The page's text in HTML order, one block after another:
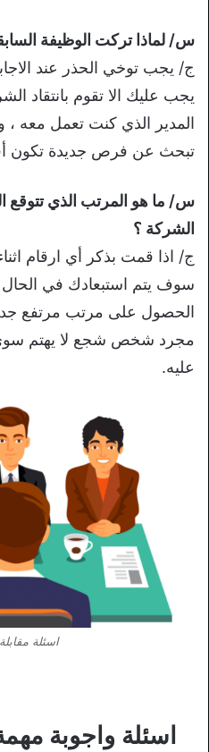
س/ لماذا تركت الوظيفة
ج/ يجب توخي الحذر عند
يجب عليك الا تقوم بانتقاد
المدير الذي كنت تعمل معه ،
تبحث عن فرص جديدة تكون
س/ ما هو المرتب الذي تتوقع
الشركة ؟
ج/ اذا قمت بذكر أي ارقام
سوف يتم استبعادك في الحال
الحصول على مرتب مرتفع
مجرد شخص شجع لا يهتم
عليه.
اسئلة
اسئلة واجوبة